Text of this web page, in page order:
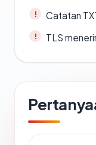
Catatan
TLS